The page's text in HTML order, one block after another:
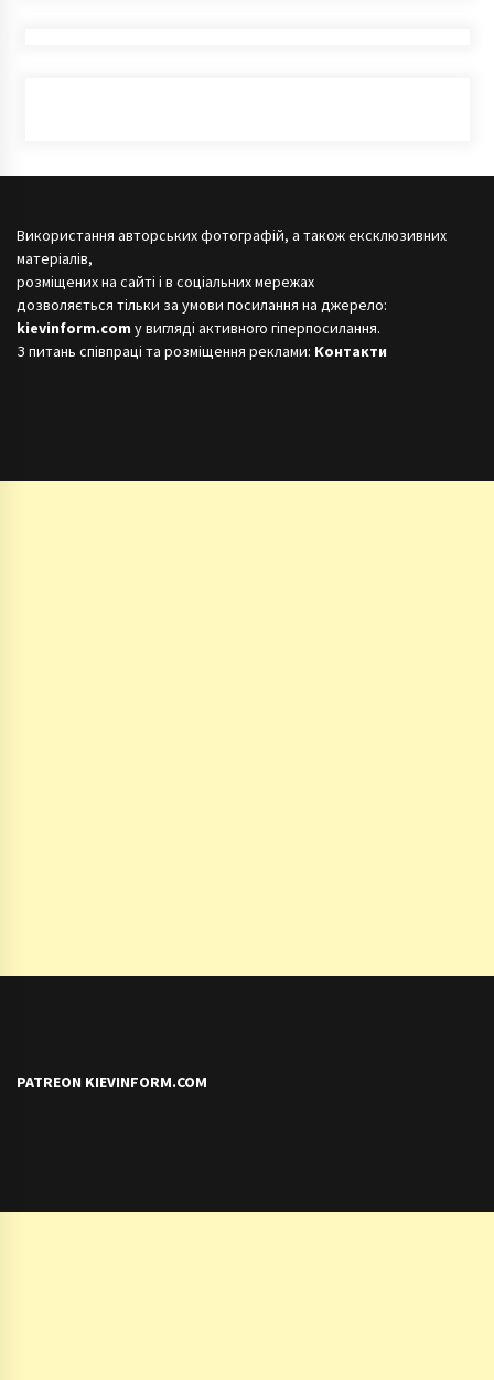
Використання авторських фотографій, а також ексклюзивних
матеріалів,
розміщених на сайті і в соціальних мережах
дозволяється тільки за умови посилання на джерело:
kievinform.com у вигляді активного гіперпосилання.
З питань співпраці та розміщення реклами: Контакти
PATREON KIEVINFORM.COM